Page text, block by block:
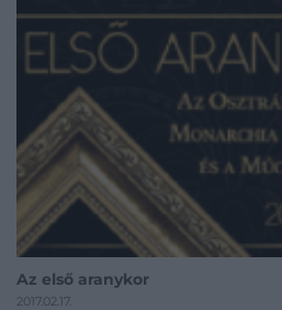
Az első aranykor
2017.02.17.